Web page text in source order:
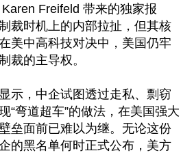
Freifeld 带来的独家报
裁时机上的内部拉扯，但其核
美中高科技对决中，美国仍牢
裁的主导权。
示，中企试图透过走私、剽窃
“弯道超车”的做法，在美国强大
垒面前已难以为继。无论这份
的黑名单何时正式公布，美方